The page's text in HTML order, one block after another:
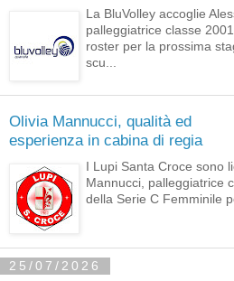
La BluVolley accoglie
palleggiatrice classe
roster per la prossima
scu...
Olivia Mannucci, qualità ed
esperienza in cabina di regia
I Lupi Santa Croce sono
Mannucci, palleggiatrice
della Serie C Femminile
25/07/2026